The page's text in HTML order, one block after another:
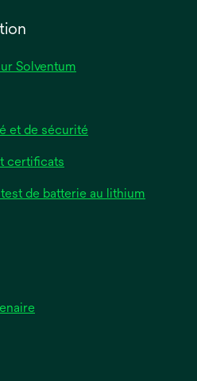
Solventum
et de sécurité
certificats
de batterie au lithium